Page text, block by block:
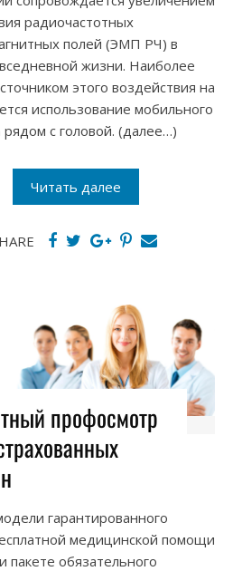
радиочастотных
полей (ЭМП РЧ) в
жизни. Наиболее
этого воздействия на
использование мобильного
с головой. (далее…)
Читать далее
профосмотр
гарантированного
медицинской помощи
обязательного